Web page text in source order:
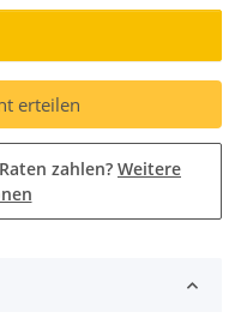
erteilen
zahlen? Weitere